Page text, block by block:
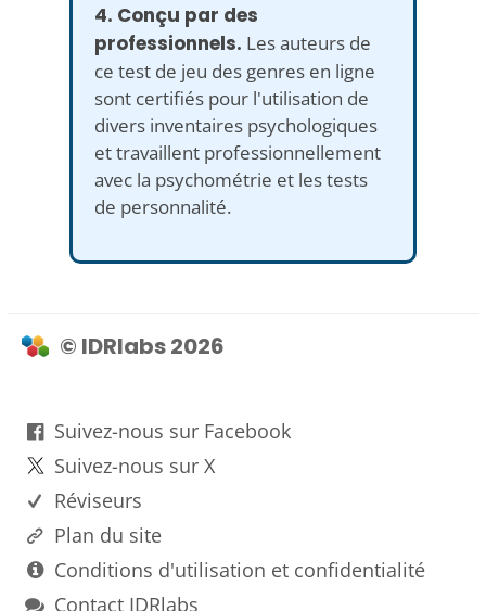
4. Conçu par des
professionnels. Les auteurs de
ce test de jeu des genres en ligne
sont certifiés pour l'utilisation de
divers inventaires psychologiques
et travaillent professionnellement
avec la psychométrie et les tests
de personnalité.
© IDRlabs 2026
Suivez-nous sur Facebook
Suivez-nous sur X
Réviseurs
Plan du site
Conditions d'utilisation et confidentialité
Contact IDRlabs